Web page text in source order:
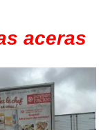
aceras